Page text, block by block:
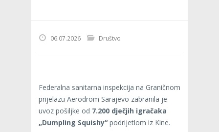
06.07.2026 Društvo
Federalna sanitarna inspekcija na Graničnom
prijelazu Aerodrom Sarajevo zabranila je
uvoz pošiljke od 7.200 dječjih igračaka
„Dumpling Squishy“ podrijetlom iz Kine.